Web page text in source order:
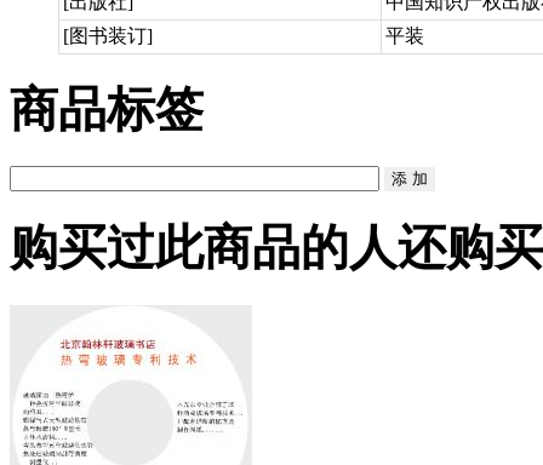
[图书装订]
平装
商品标签
购买过此商品的人还购